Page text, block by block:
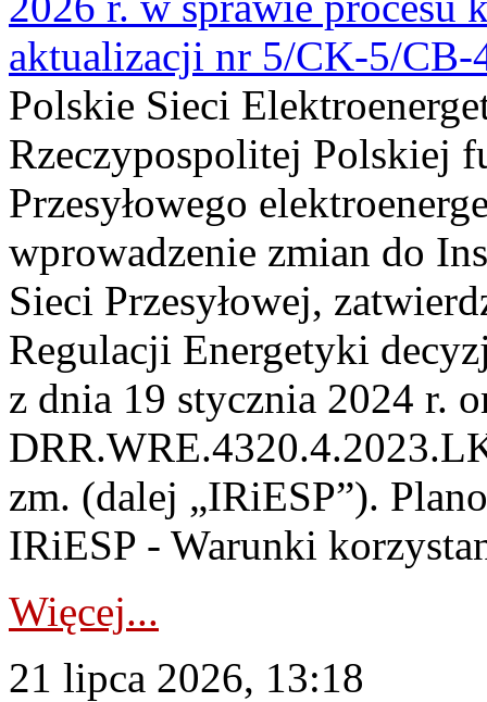
aktualizacji nr 5/CK-5/CB-
Polskie Sieci
Rzeczypospolitej Polskiej
Przesyłowego
wprowadzenie zmian do
Sieci Przesyłowej,
Regulacji Energetyki
z dnia 19 stycznia 2024 r.
zm. (dalej „IRiESP”).
IRiESP - Warunki
Więcej...
21 lipca 2026, 13:18